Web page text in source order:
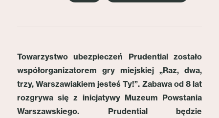
Towarzystwo ubezpieczeń Prudential zostało
współorganizatorem gry miejskiej „Raz, dwa,
trzy, Warszawiakiem jesteś Ty!”. Zabawa od 8 lat
rozgrywa się z inicjatywy Muzeum Powstania
Warszawskiego. Prudential będzie